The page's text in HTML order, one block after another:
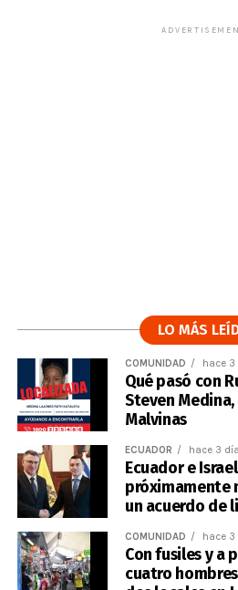
LO MÁS
COMUNIDAD hace 3
Qué pasó con
Steven
Malvinas
ECUADOR hace 3
Ecuador e
próximamente
un acuerdo de
COMUNIDAD hace 3
Con fusiles y a
cuatro